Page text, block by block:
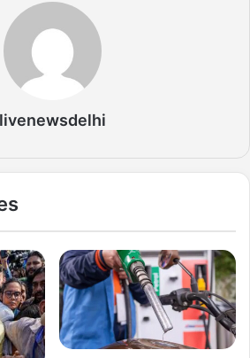
livenewsdelhi